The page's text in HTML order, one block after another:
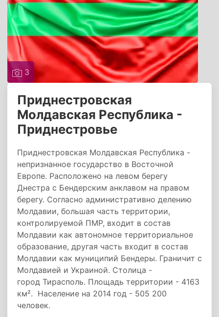
3
Приднестровская
Молдавская Республика -
Приднестровье
Приднестровская Молдавская Республика -
непризнанное государство в Восточной
Европе. Расположено на левом берегу
Днестра с Бендерским анклавом на правом
берегу. Согласно административно делению
Молдавии, большая часть территории,
контролируемой ПМР, входит в состав
Молдавии как автономное территориальное
образование, другая часть входит в состав
Молдавии как муниципий Бендеры. Граничит с
Молдавией и Украиной. Столица -
город Тирасполь. Площадь территории - 4163
км². Население на 2014 год - 505 200
человек.